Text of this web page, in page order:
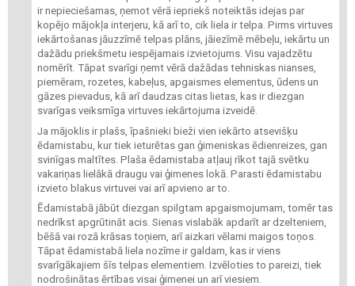
ir nepieciešamas, ņemot vērā iepriekš noteiktās idejas par
kopējo mājokļa interjeru, kā arī to, cik liela ir telpa. Pirms virtuves
iekārtošanas jāuzzīmē telpas plāns, jāiezīmē mēbeļu, iekārtu un
dažādu priekšmetu iespējamais izvietojums. Visu vajadzētu
nomērīt. Tāpat svarīgi ņemt vērā dažādas tehniskas nianses,
piemēram, rozetes, kabeļus, apgaismes elementus, ūdens un
gāzes pievadus, kā arī daudzas citas lietas, kas ir diezgan
svarīgas veiksmīga virtuves iekārtojuma izveidē.
Ja mājoklis ir plašs, īpašnieki bieži vien iekārto atsevišķu
ēdamistabu, kur tiek ieturētas gan ģimeniskas ēdienreizes, gan
svinīgas maltītes. Plaša ēdamistaba atļauj rīkot tajā svētku
vakariņas lielākā draugu vai ģimenes lokā. Parasti ēdamistabu
izvieto blakus virtuvei vai arī apvieno ar to.
Ēdamistabā jābūt diezgan spilgtam apgaismojumam, tomēr tas
nedrīkst apgrūtināt acis. Sienas vislabāk apdarīt ar dzelteniem,
bēšā vai rozā krāsas toņiem, arī aizkari vēlami maigos toņos.
Tāpat ēdamistabā liela nozīme ir galdam, kas ir viens
svarīgākajiem šīs telpas elementiem. Izvēloties to pareizi, tiek
nodrošinātas ērtības visai ģimenei un arī viesiem.